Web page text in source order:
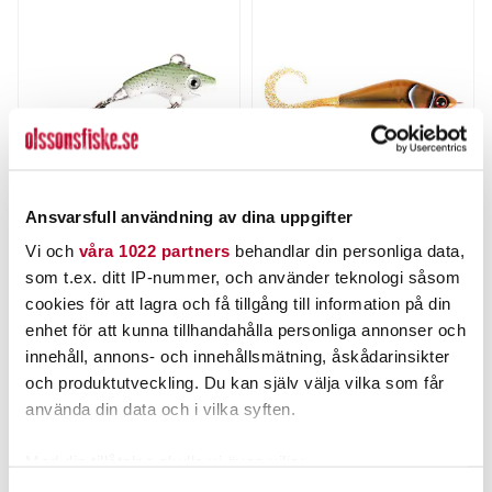
Ansvarsfull användning av dina uppgifter
Vi och våra 1022 partners behandlar din personliga data,
som t.ex. ditt IP-nummer, och använder teknologi såsom
cookies för att lagra och få tillgång till information på din
enhet för att kunna tillhandahålla personliga annonser och
innehåll, annons- och innehållsmätning, åskådarinsikter
och produktutveckling. Du kan själv välja vilka som får
använda din data och i vilka syften.
Pig Jig Spin 15g
Nuvarande pris:
69,00 krTidigare pris
89,00 kr
69,00 kr
89,00 kr
FINNS I LAGER.
LÄS MER
Trueglide Guppie
Downsize 9cm 35gr
Nuvarande pris:
199,00 kr
Tidigare pris
249,00 kr
199,00 kr
249,00 kr
FINNS I LAGER.